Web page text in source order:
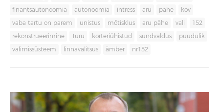
finantsautonoomia autonoomia intress aru pähe kov
vaba tartu on parem unistus mõtisklus aru pähe vali 152
rekonstrueerimine Turu korteriühistud sundvaldus puudulik
valimissüsteem linnavalitsus ämber nr152